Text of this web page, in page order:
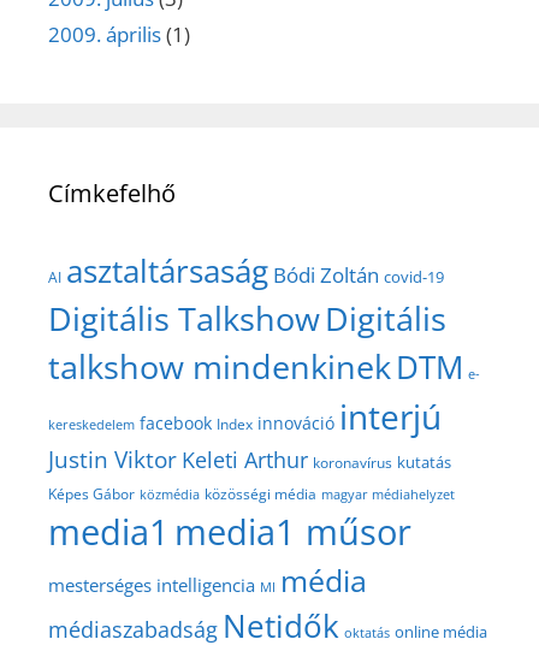
2009. április(1)
Címkefelhő
AI asztaltársaság Bódi Zoltán covid-19
Digitális TalkshowDigitális
talkshow mindenkinekDTM e-
kereskedelem facebook Index innováció interjú
Justin Viktor Keleti Arthur koronavírus kutatás
Képes Gábor közmédia közösségi média magyar médiahelyzet
media1 media1 műsor
mesterséges intelligencia MI média
médiaszabadság Netidők oktatás online média